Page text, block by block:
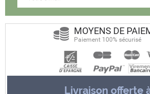
MOYENS DE
Paiement 100% sécurisé
Livraison offerte